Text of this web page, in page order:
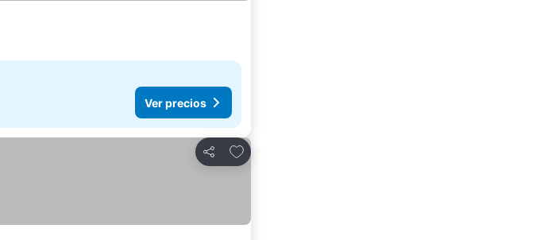
Ver precios
Compartir
Añadir a favoritos